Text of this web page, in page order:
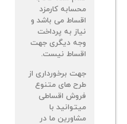
می باشد و
به پرداخت
دیگری جهت
برخورداری از
های متنوع